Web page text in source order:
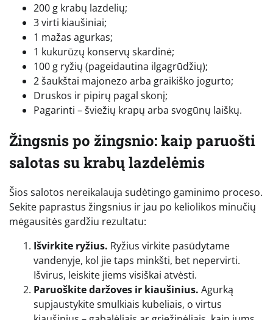
200 g krabų lazdelių;
3 virti kiaušiniai;
1 mažas agurkas;
1 kukurūzų konservų skardinė;
100 g ryžių (pageidautina ilgagrūdžių);
2 šaukštai majonezo arba graikiško jogurto;
Druskos ir pipirų pagal skonį;
Pagarinti – šviežių krapų arba svogūnų laiškų.
Žingsnis po žingsnio: kaip paruošti
salotas su krabų lazdelėmis
Šios salotos nereikalauja sudėtingo gaminimo proceso.
Sekite paprastus žingsnius ir jau po keliolikos minučių
mėgausitės gardžiu rezultatu:
Išvirkite ryžius. Ryžius virkite pasūdytame
vandenyje, kol jie taps minkšti, bet nepervirti.
Išvirus, leiskite jiems visiškai atvėsti.
Paruoškite daržoves ir kiaušinius. Agurką
supjaustykite smulkiais kubeliais, o virtus